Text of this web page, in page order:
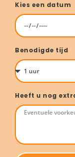
Kies een datum
Benodigde tijd
Heeft u nog